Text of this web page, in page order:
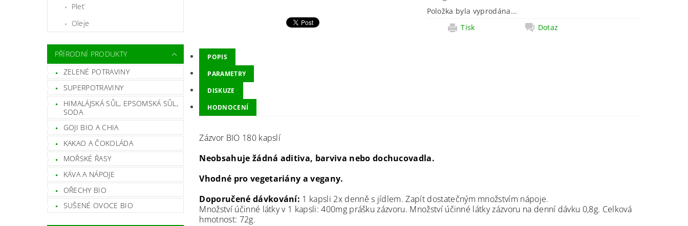
Pleť
Oleje
PŘÍRODNÍ PRODUKTY
ZELENÉ POTRAVINY
SUPERPOTRAVINY
HIMALÁJSKÁ SŮL, EPSOMSKÁ SŮL,
SODA
GOJI BIO A CHIA
KAKAO A ČOKOLÁDA
MOŘSKÉ ŘASY
KÁVA A NÁPOJE
OŘECHY BIO
SUŠENÉ OVOCE BIO
Položka byla vyprodána...
Tisk
Dotaz
POPIS
PARAMETRY
DISKUZE
HODNOCENÍ
Zázvor BIO 180 kapslí
Neobsahuje žádná aditiva, barviva nebo dochucovadla.
Vhodné pro vegetariány a vegany.
Doporučené dávkování: 1 kapsli 2x denně s jídlem. Zapít dostatečným množstvím nápoje.
Množství účinné látky v 1 kapsli: 400mg prášku zázvoru. Množství účinné látky zázvoru na denní dávku 0,8g. Celková
hmotnost: 72g.